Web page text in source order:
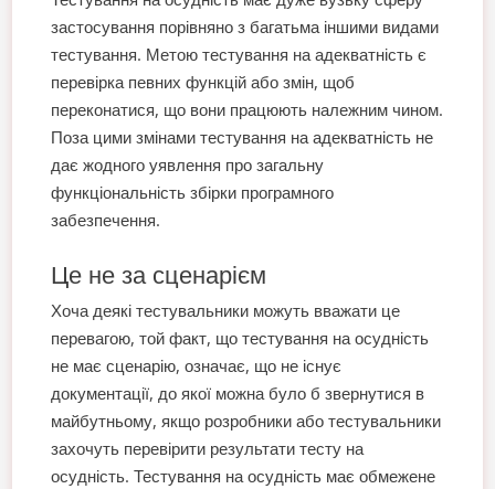
застосування порівняно з багатьма іншими видами
тестування. Метою тестування на адекватність є
перевірка певних функцій або змін, щоб
переконатися, що вони працюють належним чином.
Поза цими змінами тестування на адекватність не
дає жодного уявлення про загальну
функціональність збірки програмного
забезпечення.
Це не за сценарієм
Хоча деякі тестувальники можуть вважати це
перевагою, той факт, що тестування на осудність
не має сценарію, означає, що не існує
документації, до якої можна було б звернутися в
майбутньому, якщо розробники або тестувальники
захочуть перевірити результати тесту на
осудність. Тестування на осудність має обмежене